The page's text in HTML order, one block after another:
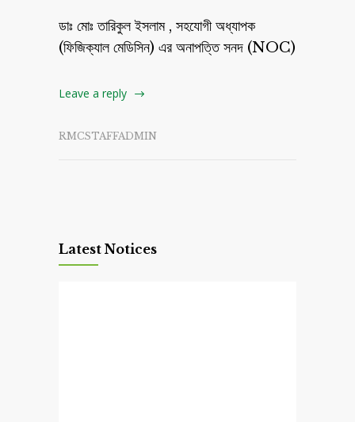
ডাঃ মোঃ তারিকুল ইসলাম , সহযোগী অধ্যাপক
(ফিজিক্যাল মেডিসিন) এর অনাপত্তি সনদ (NOC)
Leave a reply
RMCSTAFFADMIN
Latest Notices